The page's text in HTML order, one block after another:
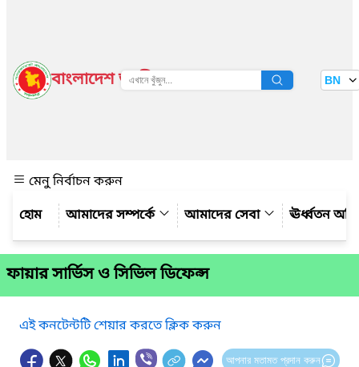
বাংলাদেশ জাতীয় তথ্য বাতায়ন BN
মেনু নির্বাচন করুন
আমাদের সম্পর্কে
আমাদের সেবা ঊর্ধ্বতন
ফায়ার সার্ভিস ও সিভিল ডিফেন্স
এই কনটেন্টটি শেয়ার করতে ক্লিক করুন
আপনার মতামত প্রদান করুন